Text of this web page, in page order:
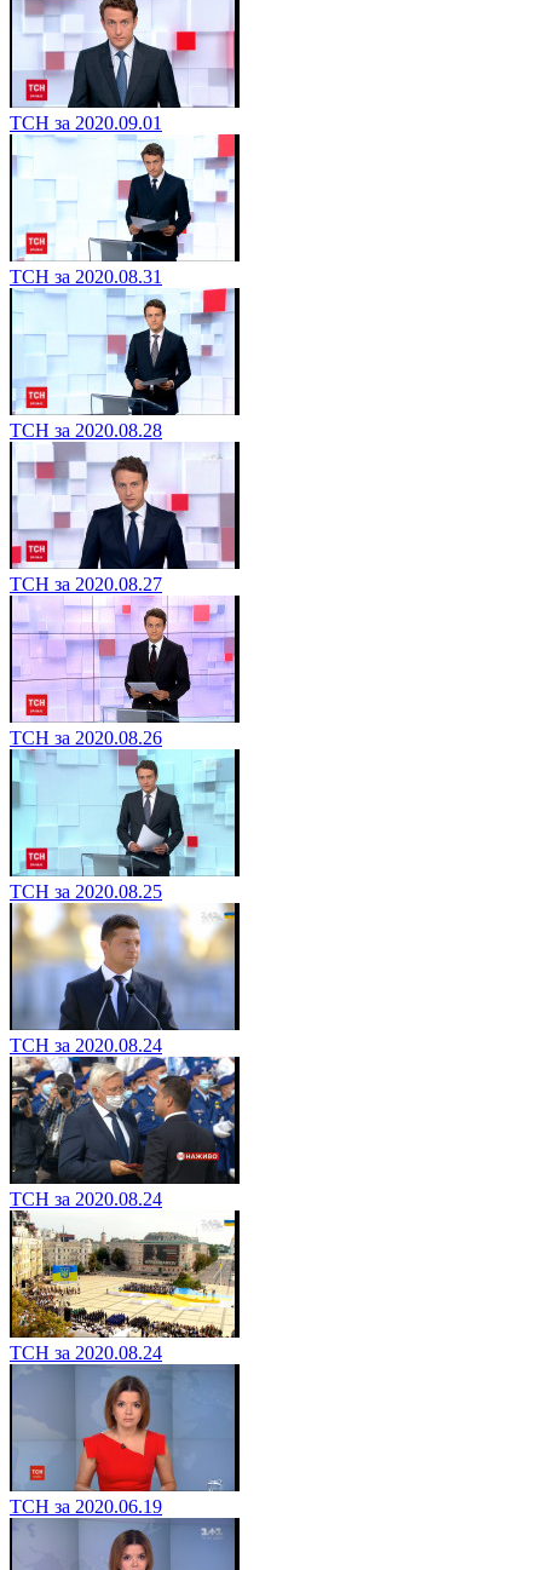
ТСН за 2020.09.01
ТСН за 2020.08.31
ТСН за 2020.08.28
ТСН за 2020.08.27
ТСН за 2020.08.26
ТСН за 2020.08.25
ТСН за 2020.08.24
ТСН за 2020.08.24
ТСН за 2020.08.24
ТСН за 2020.06.19